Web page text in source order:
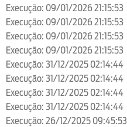
Execução: 09/01/2026 21:15:53
Execução: 09/01/2026 21:15:53
Execução: 09/01/2026 21:15:53
Execução: 09/01/2026 21:15:53
Execução: 31/12/2025 02:14:44
Execução: 31/12/2025 02:14:44
Execução: 31/12/2025 02:14:44
Execução: 31/12/2025 02:14:44
Execução: 26/12/2025 09:45:53